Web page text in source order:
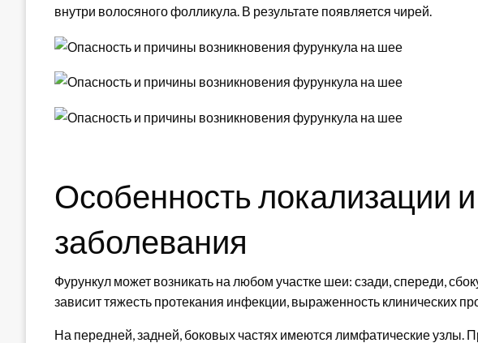
внутри волосяного фолликула. В результате появляется чирей.
Особенность локализации
заболевания
Фурункул может возникать на любом участке шеи: сзади, спереди,
зависит тяжесть протекания инфекции, выраженность клинических
На передней, задней, боковых частях имеются лимфатические узлы.